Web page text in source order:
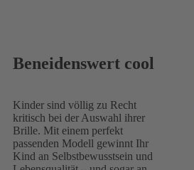
Beneidenswert cool
Kinder sind völlig zu Recht
kritisch bei der Auswahl ihrer
Brille. Mit einem perfekt
passenden Modell gewinnt Ihr
Kind an Selbstbewusstsein und